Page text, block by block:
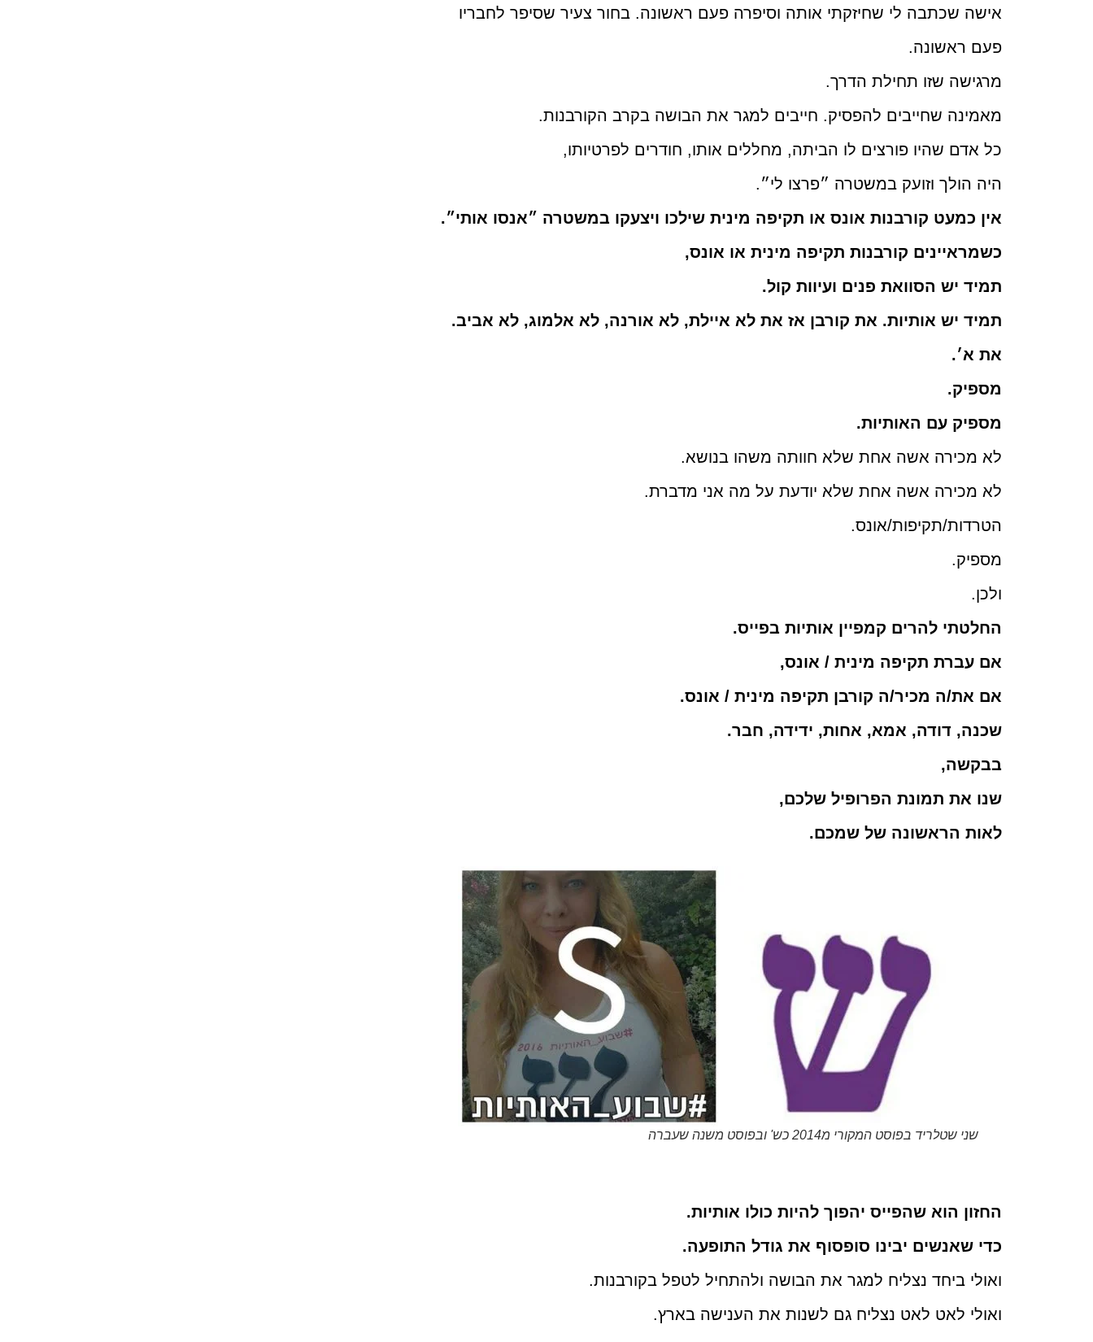
אישה שכתבה לי שחיזקתי אותה וסיפרה פעם ראשונה. בחור צעיר שסיפר לחבריו
פעם ראשונה.
מרגישה שזו תחילת הדרך.
מאמינה שחייבים להפסיק. חייבים למגר את הבושה בקרב הקורבנות.
כל אדם שהיו פורצים לו הביתה, מחללים אותו, חודרים לפרטיותו,
היה הולך וזועק במשטרה ״פרצו לי״.
אין כמעט קורבנות אונס או תקיפה מינית שילכו ויצעקו במשטרה ״אנסו אותי״.
כשמראיינים קורבנות תקיפה מינית או אונס,
תמיד יש הסוואת פנים ועיוות קול.
תמיד יש אותיות. את קורבן אז את לא איילת, לא אורנה, לא אלמוג, לא אביב.
את א׳.
מספיק.
מספיק עם האותיות.
לא מכירה אשה אחת שלא חוותה משהו בנושא.
לא מכירה אשה אחת שלא יודעת על מה אני מדברת.
הטרדות/תקיפות/אונס.
מספיק.
ולכן.
החלטתי להרים קמפיין אותיות בפייס.
אם עברת תקיפה מינית / אונס,
אם את/ה מכיר/ה קורבן תקיפה מינית / אונס.
שכנה, דודה, אמא, אחות, ידידה, חבר.
בבקשה,
שנו את תמונת הפרופיל שלכם,
לאות הראשונה של שמכם.
שני שטלריד בפוסט המקורי מ2014 כש' ובפוסט משנה שעברה
החזון הוא שהפייס יהפוך להיות כולו אותיות.
כדי שאנשים יבינו סופסוף את גודל התופעה.
ואולי ביחד נצליח למגר את הבושה ולהתחיל לטפל בקורבנות.
ואולי לאט לאט נצליח גם לשנות את הענישה בארץ.